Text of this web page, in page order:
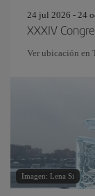
24 jul 2026 - 24
XXXIV
Ver ubicación en
Imagen: Lena Si